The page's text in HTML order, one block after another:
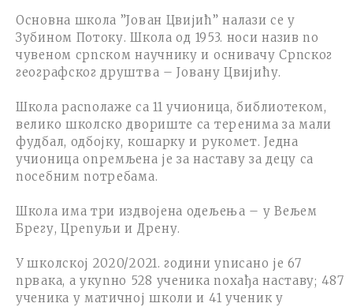
Основна школа ”Јован Цвијић”налази се у
Зубином Потоку.Школа од 1953. носи назив по
чувеном српском научнику и оснивачу Српског
географског друштва – Јовану Цвијићу.
Школа располаже са 11 учионица, библиотеком,
велико школско двориште са теренима за мали
фудбал, одбојку, кошарку и рукомет. Једна
учионица опремљена је за наставу за децу са
посебним потребама.
Школа има три издвојена одељења – у Вељем
Брегу, Црепуљи и Дрену.
У школској 2020/2021. години уписано је 67
првака, а укупно 528 ученика похађа наставу; 487
ученика у матичној школи и 41 ученик у